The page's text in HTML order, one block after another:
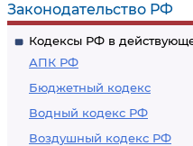
Законодательство РФ
Кодексы РФ в
АПК РФ
Бюджетный кодекс
Водный кодекс РФ
Воздушный кодекс РФ